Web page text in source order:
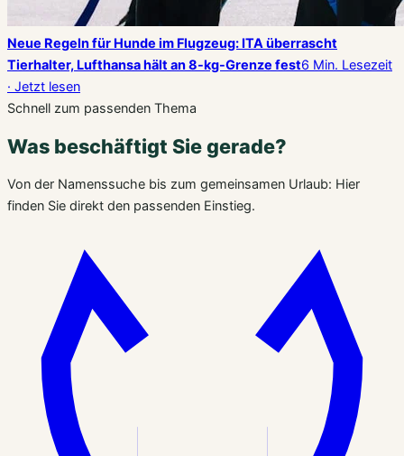
Neue Regeln für Hunde im Flugzeug: ITA überrascht
Tierhalter, Lufthansa hält an 8-kg-Grenze fest6 Min. Lesezeit
· Jetzt lesen
Schnell zum passenden Thema
Was beschäftigt Sie gerade?
Von der Namenssuche bis zum gemeinsamen Urlaub: Hier
finden Sie direkt den passenden Einstieg.